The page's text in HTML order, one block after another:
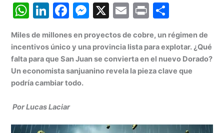
W
at
s
A
p
p
Li
k
e
dI
n
F
c
e
b
o
o
k
M
s
s
e
er
X
E
ai
l
Pr
t
o
m
p
ar
Miles de millones en proyectos de cobre, un régimen de
incentivos único y una provincia lista para explotar. ¿Qué
falta para que San Juan se convierta en el nuevo Dorado?
Un economista sanjuanino revela la pieza clave que
podría cambiar todo.
Por Lucas Laciar